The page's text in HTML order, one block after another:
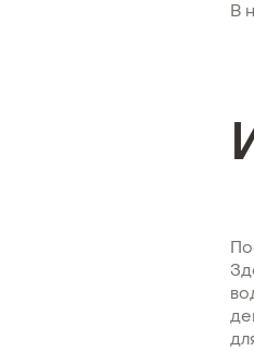
В